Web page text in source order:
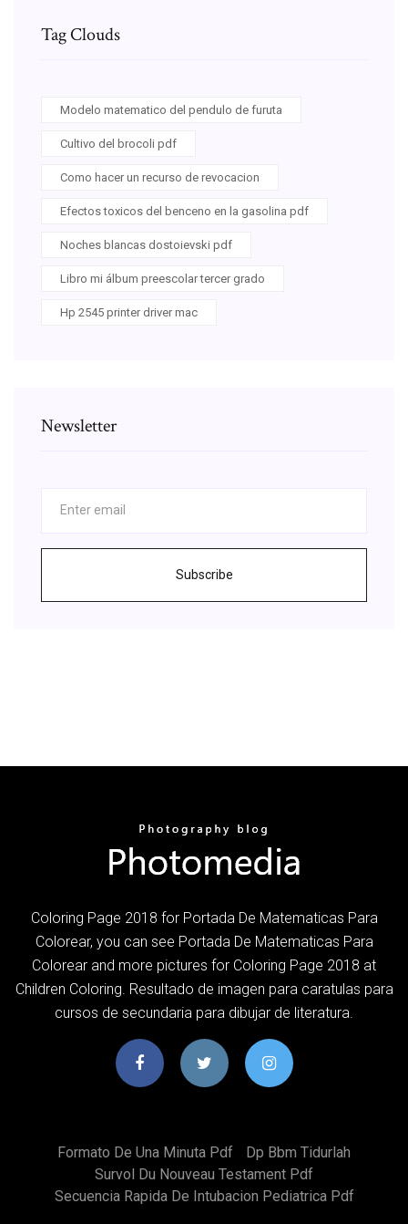
Tag Clouds
Modelo matematico del pendulo de furuta
Cultivo del brocoli pdf
Como hacer un recurso de revocacion
Efectos toxicos del benceno en la gasolina pdf
Noches blancas dostoievski pdf
Libro mi álbum preescolar tercer grado
Hp 2545 printer driver mac
Newsletter
Subscribe
Coloring Page 2018 for Portada De Matematicas Para
Colorear, you can see Portada De Matematicas Para
Colorear and more pictures for Coloring Page 2018 at
Children Coloring. Resultado de imagen para caratulas para
cursos de secundaria para dibujar de literatura.
Formato De Una Minuta Pdf
Dp Bbm Tidurlah
Survol Du Nouveau Testament Pdf
Secuencia Rapida De Intubacion Pediatrica Pdf